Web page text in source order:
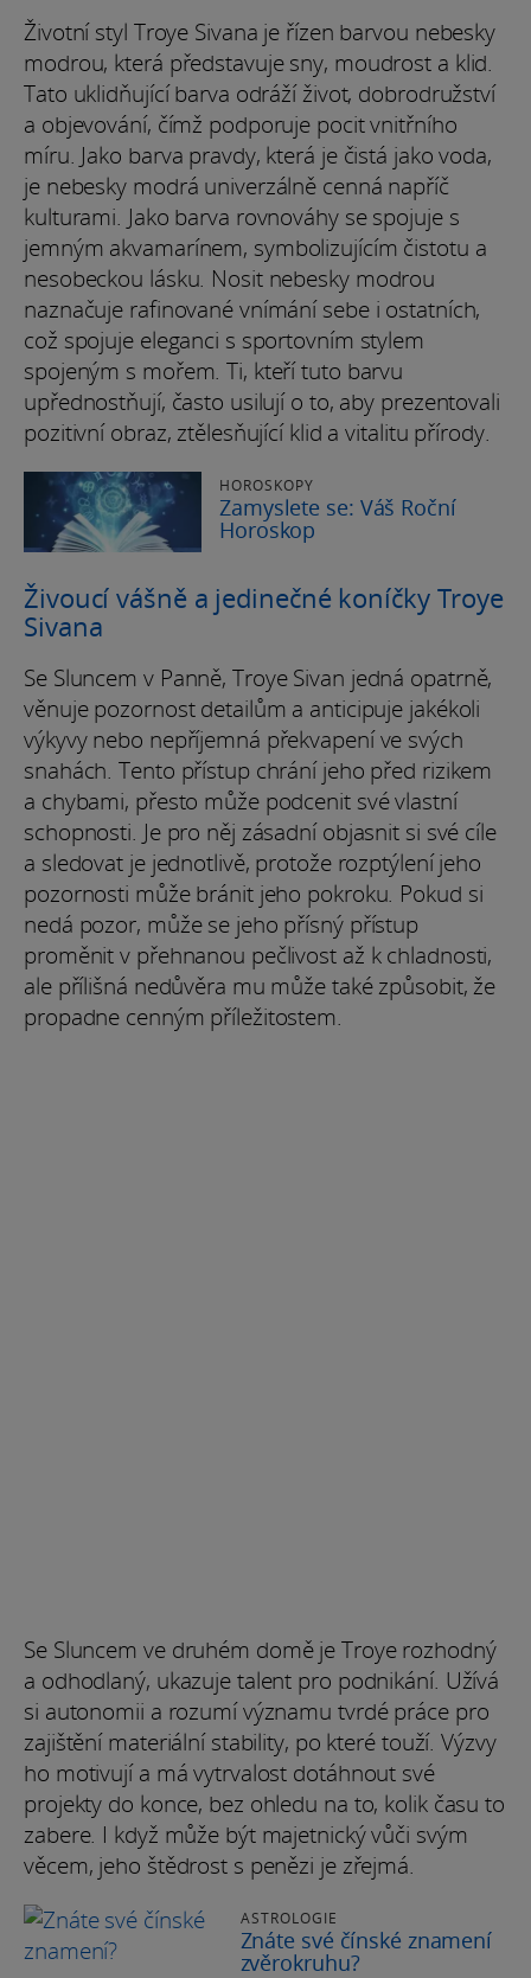
Životní styl Troye Sivana je řízen barvou nebesky
modrou, která představuje sny, moudrost a klid.
Tato uklidňující barva odráží život, dobrodružství
a objevování, čímž podporuje pocit vnitřního
míru. Jako barva pravdy, která je čistá jako voda,
je nebesky modrá univerzálně cenná napříč
kulturami. Jako barva rovnováhy se spojuje s
jemným akvamarínem, symbolizujícím čistotu a
nesobeckou lásku. Nosit nebesky modrou
naznačuje rafinované vnímání sebe i ostatních,
což spojuje eleganci s sportovním stylem
spojeným s mořem. Ti, kteří tuto barvu
upřednostňují, často usilují o to, aby prezentovali
pozitivní obraz, ztělesňující klid a vitalitu přírody.
HOROSKOPY
Zamyslete se: Váš Roční
Horoskop
Živoucí vášně a jedinečné koníčky Troye
Sivana
Se Sluncem v Panně, Troye Sivan jedná opatrně,
věnuje pozornost detailům a anticipuje jakékoli
výkyvy nebo nepříjemná překvapení ve svých
snahách. Tento přístup chrání jeho před rizikem
a chybami, přesto může podcenit své vlastní
schopnosti. Je pro něj zásadní objasnit si své cíle
a sledovat je jednotlivě, protože rozptýlení jeho
pozornosti může bránit jeho pokroku. Pokud si
nedá pozor, může se jeho přísný přístup
proměnit v přehnanou pečlivost až k chladnosti,
ale přílišná nedůvěra mu může také způsobit, že
propadne cenným příležitostem.
Se Sluncem ve druhém domě je Troye rozhodný
a odhodlaný, ukazuje talent pro podnikání. Užívá
si autonomii a rozumí významu tvrdé práce pro
zajištění materiální stability, po které touží. Výzvy
ho motivují a má vytrvalost dotáhnout své
projekty do konce, bez ohledu na to, kolik času to
zabere. I když může být majetnický vůči svým
věcem, jeho štědrost s penězi je zřejmá.
ASTROLOGIE
Znáte své čínské znamení
zvěrokruhu?